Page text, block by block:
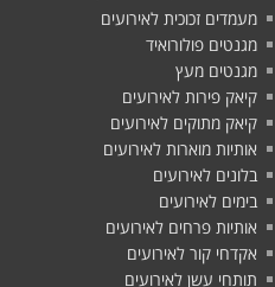
מעמדים זכוכית לאירועים
מגנטים פולורואיד
מגנטים מעץ
קיאק פירות לאירועים
קיאק מתוקים לאירועים
אותיות מוארות לאירועים
בלונים לאירועים
בימים לאירועים
אותיות פרחים לאירועים
אקדחי קור לאירועים
תותחי עשן לאירועים